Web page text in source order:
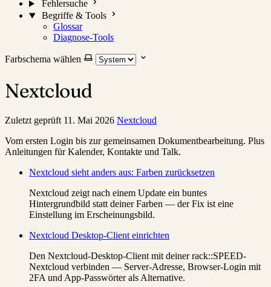
Fehlersuche
Begriffe & Tools
Glossar
Diagnose-Tools
Farbschema wählen
Nextcloud
Zuletzt geprüft 11. Mai 2026 Nextcloud
Vom ersten Login bis zur gemeinsamen Dokumentbearbeitung. Plus
Anleitungen für Kalender, Kontakte und Talk.
Nextcloud sieht anders aus: Farben zurücksetzen
Nextcloud zeigt nach einem Update ein buntes
Hintergrundbild statt deiner Farben — der Fix ist eine
Einstellung im Erscheinungsbild.
Nextcloud Desktop-Client einrichten
Den Nextcloud-Desktop-Client mit deiner rack::SPEED-
Nextcloud verbinden — Server-Adresse, Browser-Login mit
2FA und App-Passwörter als Alternative.